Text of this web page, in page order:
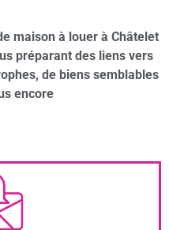
maison à louer à Châtelet
préparant des liens vers
de biens semblables
encore